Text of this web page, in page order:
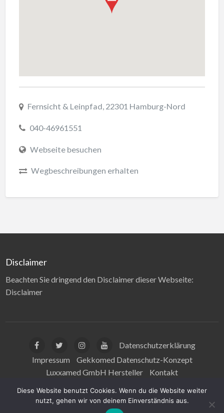
Fernsicht & Leinpfad, 22301 Hamburg-Nord
040-46961551
Webseite besuchen
Wegbeschreibungen erhalten
Disclaimer
Beachten Sie dringend den Disclaimer dieser Webseite:
Disclaimer
Datenschutzerklärung
Impressum
Gekkomed Datenschutz-Konzept
Luxxamed GmbH Hersteller
Kontakt
© Luxxamed GmbH 2025 | All Rights Reserved
Diese Website benutzt Cookies. Wenn du die Website weiter
nutzt, gehen wir von deinem Einverständnis aus.